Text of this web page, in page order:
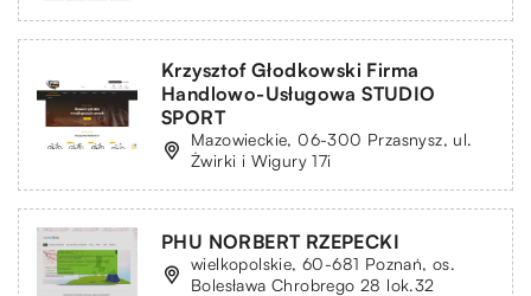
Krzysztof Głodkowski Firma
Handlowo-Usługowa STUDIO
SPORT
Mazowieckie, 06-300 Przasnysz, ul.
Żwirki i Wigury 17i
PHU NORBERT RZEPECKI
wielkopolskie, 60-681 Poznań, os.
Bolesława Chrobrego 28 lok.32